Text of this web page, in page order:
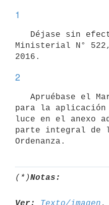
1
Ministerial N°
2
para la aplicación
luce en el anexo
parte integral de
Ordenanza.
(*)Notas: